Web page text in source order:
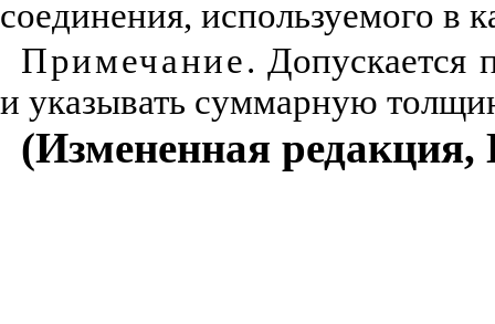
соединения, используемого в
Примечание. Допускается
и указывать суммарную
(Измененная